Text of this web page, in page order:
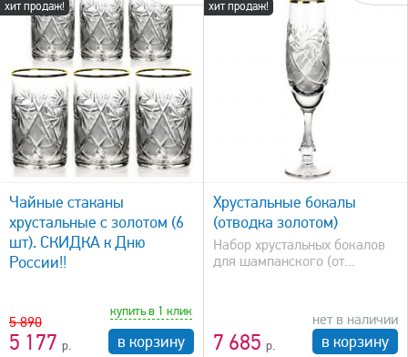
хит продаж!
Чайные стаканы
хрустальные с золотом (6
шт). СКИДКА к Дню
России!!
5 890
5 177
купить в 1 клик
в корзину
хит продаж!
быстрый просмотр
Хрустальные бокалы
(отводка золотом)
Набор хрустальных бокалов
для шампанского (от...
7 685
нет в наличии
в корзину